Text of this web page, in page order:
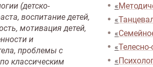
(детско-
воспитание детей,
мотивация детей,
и
проблемы с
классическим
«
«
«
«
«